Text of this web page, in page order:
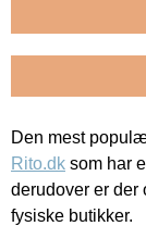
Den mest
Rito.dk som har
derudover er der
fysiske butikker.